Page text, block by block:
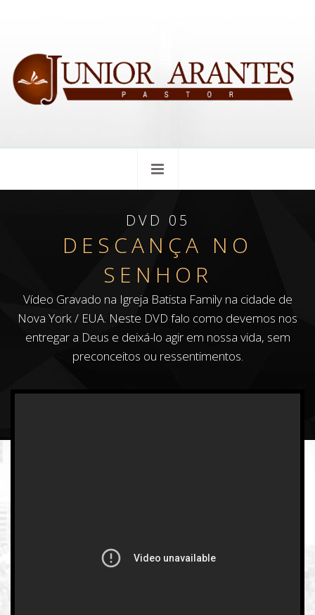
DVD 05
DESCANÇA NO
SENHOR
Vídeo Gravado na Igreja Batista Family na cidade de
Nova York / EUA. Neste DVD falo como devemos nos
entregar a Deus e deixá-lo agir em nossa vida, sem
preconceitos ou ressentimentos.